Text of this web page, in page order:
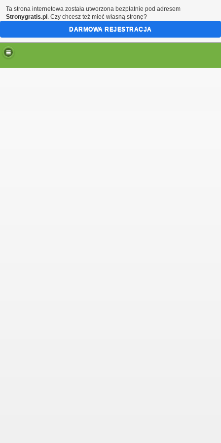
Ta strona internetowa została utworzona bezpłatnie pod adresem
Stronygratis.pl . Czy chcesz też mieć własną stronę?
DARMOWA REJESTRACJA